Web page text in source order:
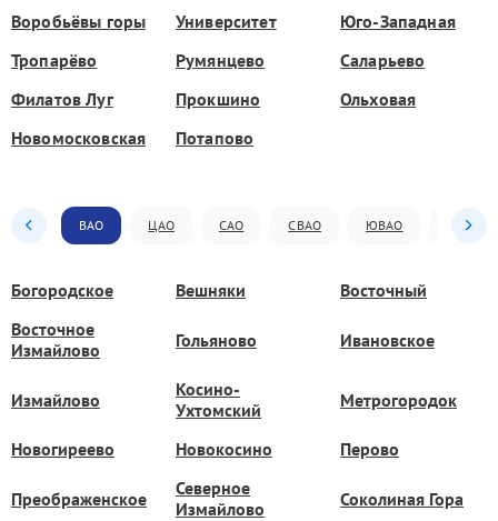
Воробьёвы горы Университет
Юго-Западная
Тропарёво
Румянцево
Саларьево
Филатов Луг
Прокшино
Ольховая
Новомосковская
Потапово
ВАО ЦАО САО СВАО ЮВАО ЮАО
Богородское Вешняки
Восточный
Восточное
Измайлово
Гольяново Ивановское
Измайлово
Косино-
Ухтомский
Метрогородок
Новогиреево Новокосино Перово
Преображенское
Северное
Измайлово
Соколиная Гора